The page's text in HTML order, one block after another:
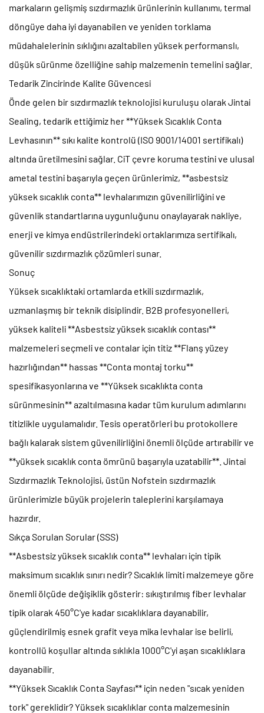
markaların gelişmiş sızdırmazlık ürünlerinin kullanımı, termal
döngüye daha iyi dayanabilen ve yeniden torklama
müdahalelerinin sıklığını azaltabilen yüksek performanslı,
düşük sürünme özelliğine sahip malzemenin temelini sağlar.
Tedarik Zincirinde Kalite Güvencesi
Önde gelen bir sızdırmazlık teknolojisi kuruluşu olarak Jintai
Sealing, tedarik ettiğimiz her **Yüksek Sıcaklık Conta
Levhasının** sıkı kalite kontrolü (ISO 9001/14001 sertifikalı)
altında üretilmesini sağlar. CiT çevre koruma testini ve ulusal
ametal testini başarıyla geçen ürünlerimiz, **asbestsiz
yüksek sıcaklık conta** levhalarımızın güvenilirliğini ve
güvenlik standartlarına uygunluğunu onaylayarak nakliye,
enerji ve kimya endüstrilerindeki ortaklarımıza sertifikalı,
güvenilir sızdırmazlık çözümleri sunar.
Sonuç
Yüksek sıcaklıktaki ortamlarda etkili sızdırmazlık,
uzmanlaşmış bir teknik disiplindir. B2B profesyonelleri,
yüksek kaliteli **Asbestsiz yüksek sıcaklık contası**
malzemeleri seçmeli ve contalar için titiz **Flanş yüzey
hazırlığından** hassas **Conta montaj torku**
spesifikasyonlarına ve **Yüksek sıcaklıkta conta
sürünmesinin** azaltılmasına kadar tüm kurulum adımlarını
titizlikle uygulamalıdır. Tesis operatörleri bu protokollere
bağlı kalarak sistem güvenilirliğini önemli ölçüde artırabilir ve
**yüksek sıcaklık conta ömrünü başarıyla uzatabilir**. Jintai
Sızdırmazlık Teknolojisi, üstün Nofstein sızdırmazlık
ürünlerimizle büyük projelerin taleplerini karşılamaya
hazırdır.
Sıkça Sorulan Sorular (SSS)
**Asbestsiz yüksek sıcaklık conta** levhaları için tipik
maksimum sıcaklık sınırı nedir?Sıcaklık limiti malzemeye göre
önemli ölçüde değişiklik gösterir: sıkıştırılmış fiber levhalar
tipik olarak 450°C'ye kadar sıcaklıklara dayanabilir,
güçlendirilmiş esnek grafit veya mika levhalar ise belirli,
kontrollü koşullar altında sıklıkla 1000°C'yi aşan sıcaklıklara
dayanabilir.
**Yüksek Sıcaklık Conta Sayfası** için neden "sıcak yeniden
tork" gereklidir?Yüksek sıcaklıklar conta malzemesinin